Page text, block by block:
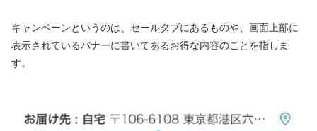
キャンペーンというのは、セールタブにあるものや、画面上部に
表示されているバナーに書いてあるお得な内容のことを指しま
す。